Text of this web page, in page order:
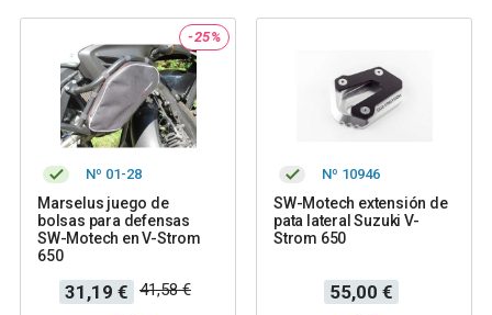
-25%
Nº 01-28
Marselus juego de
bolsas para defensas
SW-Motech en V-Strom
650
Precio
31,19 €
Precio
base
41,58 €
Nº 10946
SW-Motech extensión de
pata lateral Suzuki V-
Strom 650
Precio
55,00 €